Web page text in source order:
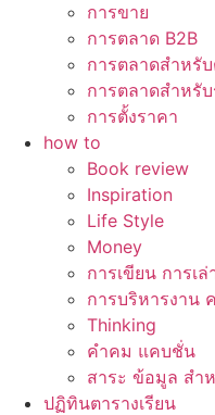
การขาย
การตลาด B2B
การตลาดสำหรั
การตลาดสำหรั
การตั้งราคา
how to
Book review
Inspiration
Life Style
Money
การเขียน การเล่
การบริหารงาน
Thinking
คำคม แคบชั่น
สาระ ข้อมูล สำ
ปฏิทินตารางเรียน